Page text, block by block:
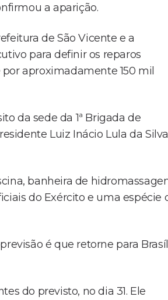
a aparição.
de São Vicente e a
para definir os reparos
aproximadamente 150 mil
da sede da 1ª Brigada de
Luiz Inácio Lula da Silva
banheira de
do Exército e uma espécie
é que retorne para
do previsto, no dia 31. Ele